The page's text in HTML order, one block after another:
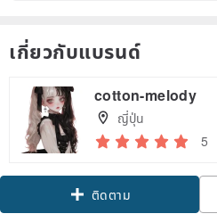
เกี่ยวกับแบรนด์
cotton-melody
ญี่ปุ่น
5
ติดตาม